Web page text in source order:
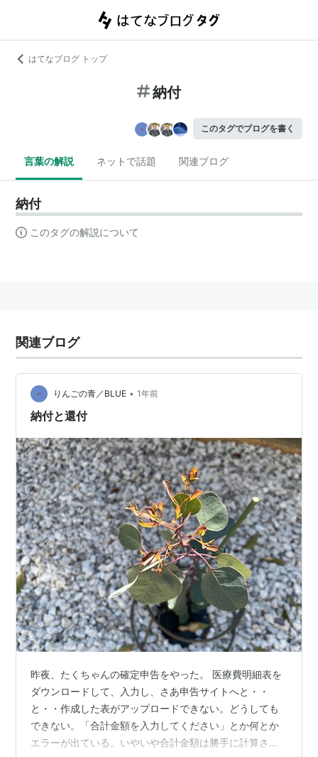
はてなブログ トップ
納付
このタグでブログを書く
言葉の解説 ネットで話題 関連ブログ
納付
このタグの解説について
関連ブログ
りんごの青／BLUE • 1年前
納付と還付
昨夜、たくちゃんの確定申告をやった。 医療費明細表を
ダウンロードして、入力し、さあ申告サイトへと・・
と・・作成した表がアップロードできない。どうしても
できない。「合計金額を入力してください」とか何とか
エラーが出ている。いやいや合計金額は勝手に計算され